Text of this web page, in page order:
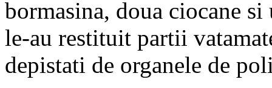
bormasina, doua ciocane
le-au restituit partii
depistati de organele de